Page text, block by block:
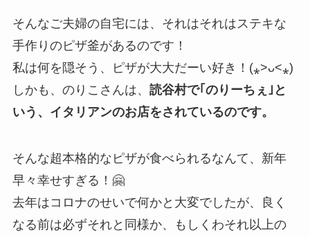
そんなご夫婦の自宅には、それはそれはステキな
手作りのピザ釜があるのです！
私は何を隠そう、ピザが大大だーい好き！(⁎˃ᴗ˂⁎)
しかも、 のりこさんは、 読谷村で｢のりーちぇ｣と
いう、イタリアンのお店をされているのです。
そんな超本格的なピザが食べられるなんて、新年
早々幸せすぎる！🤗
去年はコロナのせいで何かと大変でしたが、良く
なる前は必ずそれと同様か、もしくわそれ以上の